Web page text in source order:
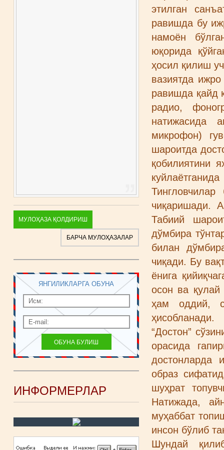
МУЛОҲАЗА ҚОЛДИРИШ
БАРЧА МУЛОҲАЗАЛАР
ЯНГИЛИКЛАРГА ОБУНА
ИНФОРМЕРЛАР
этилган
равишда бу
намоён
юқорида
ҳосил қилиш
вазиятда
равишда қайд
радио,
натижасида
микрофон)
шароитда
қобилиятини
чиқаришади.
Табиий
дўмбира
билан
чиқади. Бу
ёнига
осон ва
ҳам оддий,
ҳисобланади.
“Достон”
орасида
достонларда
образ
шуҳрат
Натижада,
муҳаббат
инсон бўлиб
Шундай